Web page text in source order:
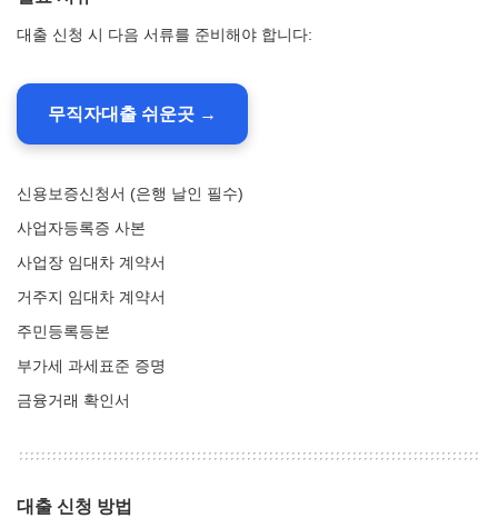
대출 신청 시 다음 서류를 준비해야 합니다:
무직자대출 쉬운곳 →
신용보증신청서 (은행 날인 필수)
사업자등록증 사본
사업장 임대차 계약서
거주지 임대차 계약서
주민등록등본
부가세 과세표준 증명
금융거래 확인서
대출 신청 방법